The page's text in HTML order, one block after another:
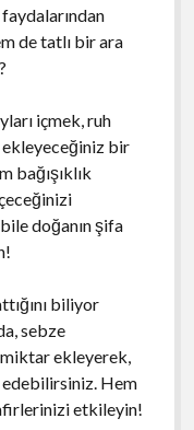
de tatlı bir ara
içmek, ruh
bir
bağışıklık
doğanın şifa
biliyor
sebze
miktar ekleyerek,
Hem
etkileyin!